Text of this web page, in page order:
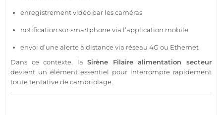
enregistrement vidéo par les caméras
notification sursmartphonevia l’application mobile
envoi d’une alerte à distance via réseau 4G ou Ethernet
Dans ce contexte, laSirène Filaire alimentation secteur
devient un élément essentiel pour interrompre rapidement
toute tentative de cambriolage.